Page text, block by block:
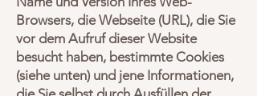
Browsers, die Webseite (URL), die Sie
vor dem Aufruf dieser Website
besucht haben, bestimmte Cookies
(siehe unten) und jene Informationen,